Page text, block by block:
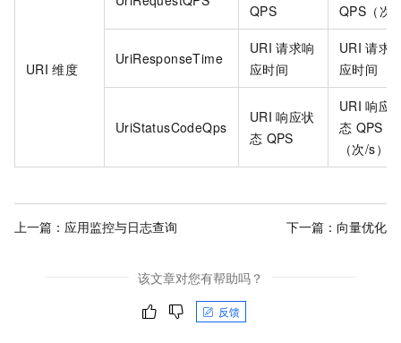
URI 维度
QPS
QPS（次/
UriResponseTime
URI 请求响
应时间
URI 请求
应时间
UriStatusCodeQps
URI 响应状
态 QPS
URI 响应
态 QPS
（次/s）
上一篇： 应用监控与日志查询 下一篇： 向量优化
该文章对您有帮助吗？
反馈